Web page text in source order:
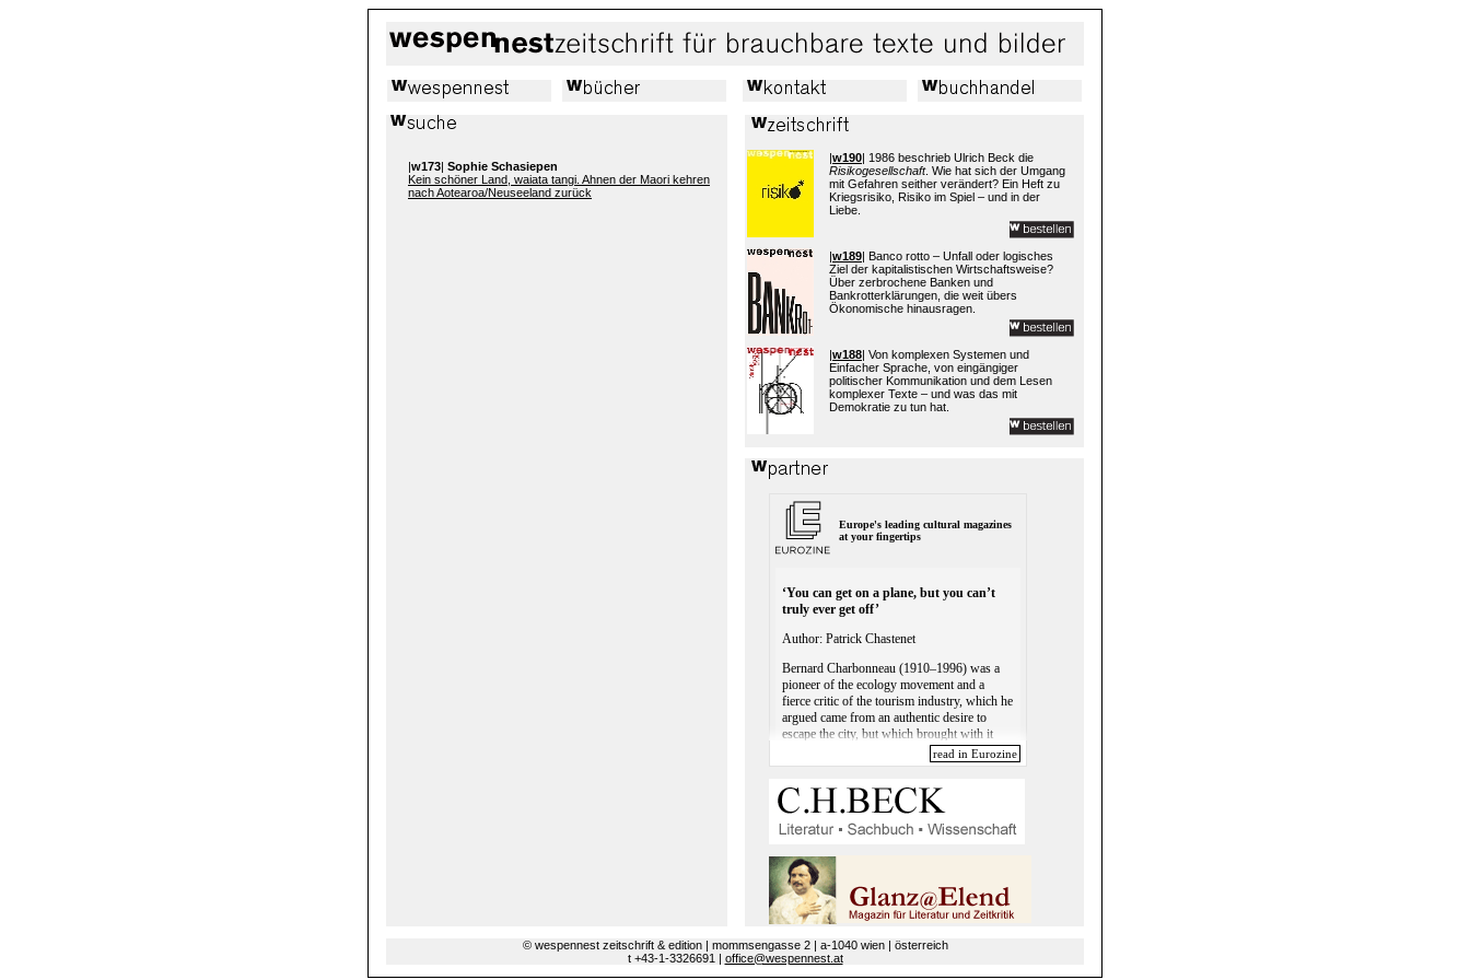
|w173| Sophie Schasiepen
Kein schöner Land, waiata tangi. Ahnen der Maori kehren
nach Aotearoa/Neuseeland zurück
|w190| 1986 beschrieb Ulrich Beck die
Risikogesellschaft. Wie hat sich der Umgang
mit Gefahren seither verändert? Ein Heft zu
Kriegsrisiko, Risiko im Spiel – und in der
Liebe.
|w189| Banco rotto – Unfall oder logisches
Ziel der kapitalistischen Wirtschaftsweise?
Über zerbrochene Banken und
Bankrotterklärungen, die weit übers
Ökonomische hinausragen.
|w188| Von komplexen Systemen und
Einfacher Sprache, von eingängiger
politischer Kommunikation und dem Lesen
komplexer Texte – und was das mit
Demokratie zu tun hat.
© wespennest zeitschrift & edition | mommsengasse 2 | a-1040 wien | österreich
t +43-1-3326691 | office@wespennest.at